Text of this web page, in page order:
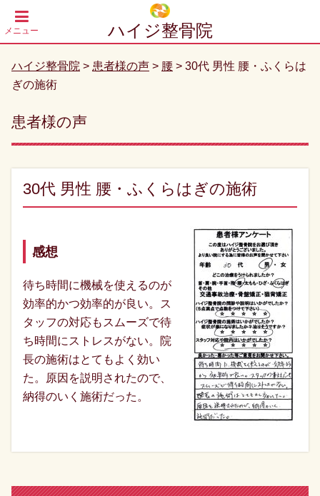
メニュー ハイジ整骨院
の電話で
ムよりご
願い致し
ハイジ整骨院 > 患者様の声 > 腰 > 30代 男性 腰・ふくらは
ぎの施術
患者様の声
30代 男性 腰・ふくらはぎの施術
感想
待ち時間に機械を使えるのが
効率的かつ効率的が良い。ス
タッフの対応もスムーズで待
ち時間にストレスがない。院
長の施術はとてもよく効い
た。原因を説明されたので、
納得のいく施術だった。